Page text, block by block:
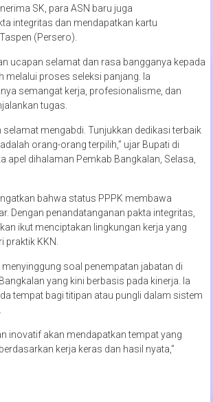
SK, para ASN baru juga
integritas dan mendapatkan kartu
(Persero).
ucapan selamat dan rasa bangganya kepada
melalui proses seleksi panjang. Ia
semangat kerja, profesionalisme, dan
tugas.
selamat mengabdi. Tunjukkan dedikasi terbaik
orang-orang terpilih,” ujar Bupati di
apel dihalaman Pemkab Bangkalan, Selasa,
bahwa status PPPK membawa
Dengan penandatanganan pakta integritas,
ikut menciptakan lingkungan kerja yang
praktik KKN.
menyinggung soal penempatan jabatan di
yang kini berbasis pada kinerja. Ia
tempat bagi titipan atau pungli dalam sistem
inovatif akan mendapatkan tempat yang
kerja keras dan hasil nyata,”